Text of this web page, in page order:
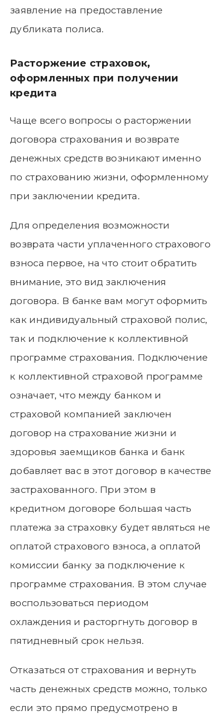
заявление на предоставление
дубликата полиса.
Расторжение страховок,
оформленных при получении
кредита
Чаще всего вопросы о расторжении
договора страхования и возврате
денежных средств возникают именно
по страхованию жизни, оформленному
при заключении кредита.
Для определения возможности
возврата части уплаченного страхового
взноса первое, на что стоит обратить
внимание, это вид заключения
договора. В банке вам могут оформить
как индивидуальный страховой полис,
так и подключение к коллективной
программе страхования. Подключение
к коллективной страховой программе
означает, что между банком и
страховой компанией заключен
договор на страхование жизни и
здоровья заемщиков банка и банк
добавляет вас в этот договор в качестве
застрахованного. При этом в
кредитном договоре большая часть
платежа за страховку будет являться не
оплатой страхового взноса, а оплатой
комиссии банку за подключение к
программе страхования. В этом случае
воспользоваться периодом
охлаждения и расторгнуть договор в
пятидневный срок нельзя.
Отказаться от страхования и вернуть
часть денежных средств можно, только
если это прямо предусмотрено в